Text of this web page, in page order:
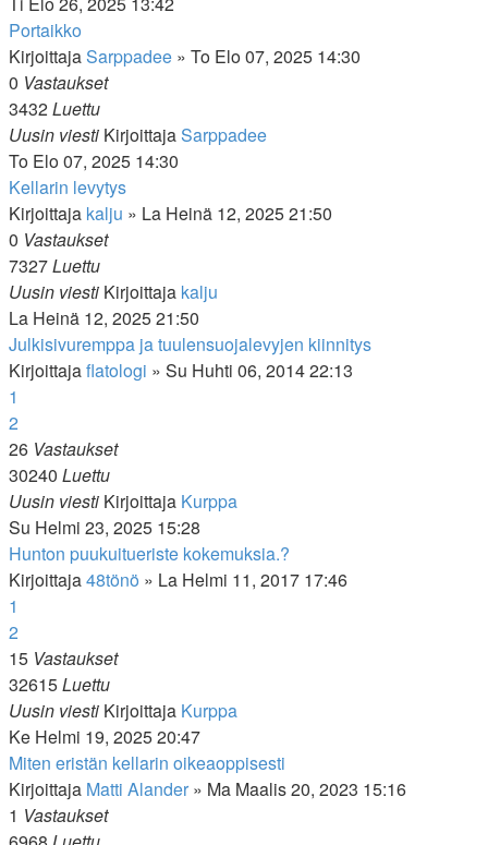
Portaikko
KirjoittajaSarppadee » To Elo 07, 2025 14:30
0 Vastaukset
3432Luettu
Uusin viesti KirjoittajaSarppadee
To Elo 07, 2025 14:30
Kellarin levytys
Kirjoittaja kalju » La Heinä 12, 2025 21:50
0 Vastaukset
7327Luettu
Uusin viesti Kirjoittaja kalju
La Heinä 12, 2025 21:50
Julkisivuremppa ja tuulensuojalevyjen kiinnitys
Kirjoittajaflatologi » Su Huhti 06, 2014 22:13
1
2
26 Vastaukset
30240 Luettu
Uusin viesti Kirjoittaja Kurppa
Su Helmi 23, 2025 15:28
Hunton puukuitueriste kokemuksia.?
Kirjoittaja48tönö » La Helmi 11, 2017 17:46
1
2
15 Vastaukset
32615Luettu
Uusin viesti Kirjoittaja Kurppa
Ke Helmi 19, 2025 20:47
Miten eristän kellarin oikeaoppisesti
Kirjoittaja Matti Alander » Ma Maalis 20, 2023 15:16
1 Vastaukset